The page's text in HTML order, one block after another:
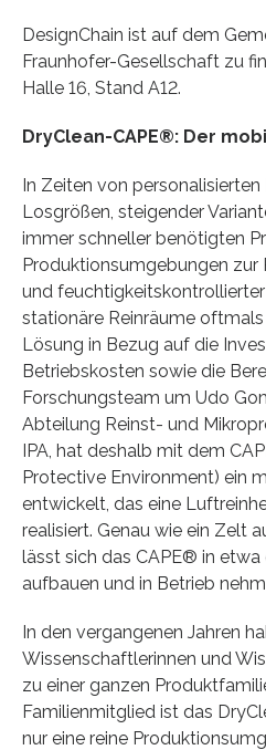
DesignChain ist auf dem
Fraunhofer-Gesellschaft zu
Halle 16, Stand A12.
DryClean-CAPE®: Der
In Zeiten von
Losgrößen, steigender
immer schneller benötigten
Produktionsumgebungen zur
und
stationäre Reinräume
Lösung in Bezug auf die
Betriebskosten sowie die
Forschungsteam um Udo
Abteilung Reinst- und
IPA, hat deshalb mit dem
Protective Environment) ein
entwickelt, das eine
realisiert. Genau wie ein Zelt
lässt sich das CAPE® in etwa
aufbauen und in Betrieb
In den vergangenen Jahren
Wissenschaftlerinnen und
zu einer ganzen
Familienmitglied ist das
nur eine reine